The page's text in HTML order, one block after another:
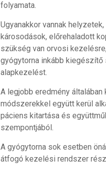
folyamata.
Ugyanakkor vannak
károsodások, előrehaladott
szükség van orvosi
gyógytorna inkább kiegészítő
alapkezelést.
A legjobb eredmény
módszerekkel együtt kerül
páciens kitartása és
szempontjából.
A gyógytorna sok esetben
átfogó kezelési rendszer